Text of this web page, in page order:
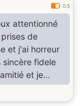
0.5
attentionné
de
et j'ai horreur
sincère fidele
et je
c 'est-à-
d'or et